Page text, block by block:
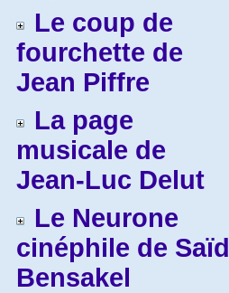
Le coup de
fourchette de
Jean Piffre
La page
musicale de
Jean-Luc Delut
Le Neurone
cinéphile de Saïd
Bensakel